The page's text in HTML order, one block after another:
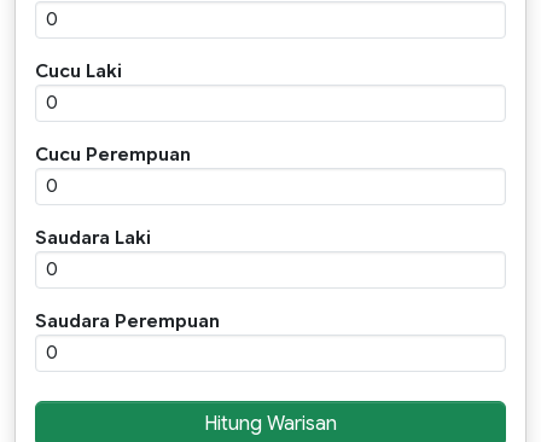
Cucu Laki
Cucu Perempuan
Saudara Laki
Saudara Perempuan
Hitung Warisan